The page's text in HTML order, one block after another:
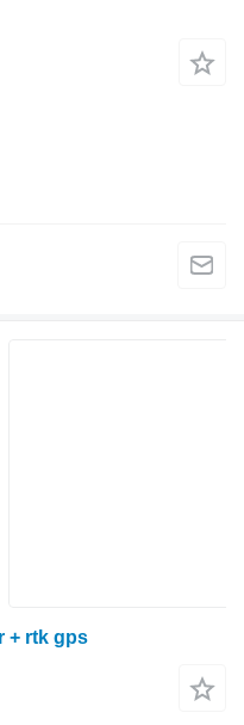
+ rtk gps